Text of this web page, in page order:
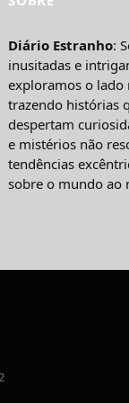
Diário Estranho:
inusitadas e
exploramos o lado
trazendo histórias
despertam
e mistérios não
tendências
sobre o mundo ao